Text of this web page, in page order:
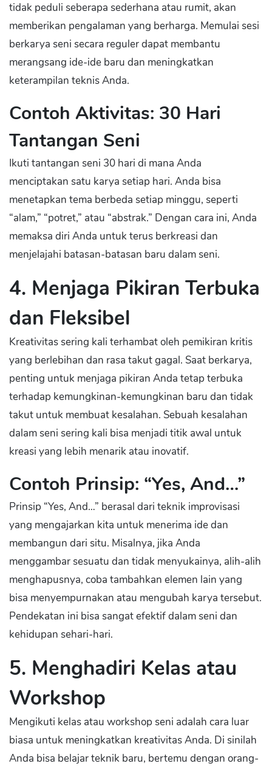
tidak peduli seberapa sederhana atau rumit, akan
memberikan pengalaman yang berharga. Memulai sesi
berkarya seni secara reguler dapat membantu
merangsang ide-ide baru dan meningkatkan
keterampilan teknis Anda.
Contoh Aktivitas: 30 Hari
Tantangan Seni
Ikuti tantangan seni 30 hari di mana Anda
menciptakan satu karya setiap hari. Anda bisa
menetapkan tema berbeda setiap minggu, seperti
“alam,” “potret,” atau “abstrak.” Dengan cara ini, Anda
memaksa diri Anda untuk terus berkreasi dan
menjelajahi batasan-batasan baru dalam seni.
4. Menjaga Pikiran Terbuka
dan Fleksibel
Kreativitas sering kali terhambat oleh pemikiran kritis
yang berlebihan dan rasa takut gagal. Saat berkarya,
penting untuk menjaga pikiran Anda tetap terbuka
terhadap kemungkinan-kemungkinan baru dan tidak
takut untuk membuat kesalahan. Sebuah kesalahan
dalam seni sering kali bisa menjadi titik awal untuk
kreasi yang lebih menarik atau inovatif.
Contoh Prinsip: “Yes, And…”
Prinsip “Yes, And…” berasal dari teknik improvisasi
yang mengajarkan kita untuk menerima ide dan
membangun dari situ. Misalnya, jika Anda
menggambar sesuatu dan tidak menyukainya, alih-alih
menghapusnya, coba tambahkan elemen lain yang
bisa menyempurnakan atau mengubah karya tersebut.
Pendekatan ini bisa sangat efektif dalam seni dan
kehidupan sehari-hari.
5. Menghadiri Kelas atau
Workshop
Mengikuti kelas atau workshop seni adalah cara luar
biasa untuk meningkatkan kreativitas Anda. Di sinilah
Anda bisa belajar teknik baru, bertemu dengan orang-